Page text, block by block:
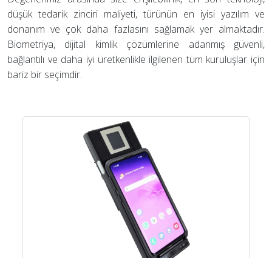
düşük tedarik zinciri maliyeti, türünün en iyisi yazılım ve
donanım ve çok daha fazlasını sağlamak yer almaktadır.
Biometriya, dijital kimlik çözümlerine adanmış güvenli,
bağlantılı ve daha iyi üretkenlikle ilgilenen tüm kuruluşlar için
bariz bir seçimdir.